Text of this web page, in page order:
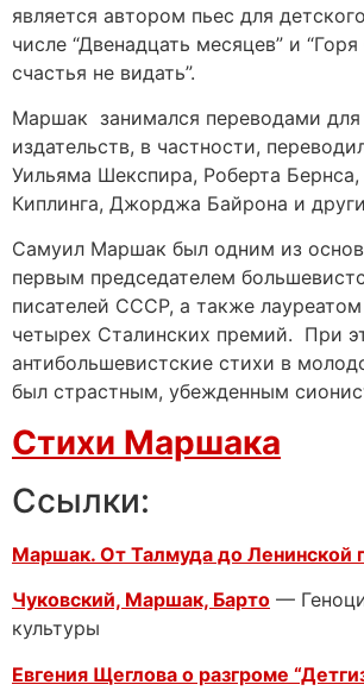
является автором пьес для
числе “Двенадцать месяцев” и “Горя
счастья не видать”.
Маршак занимался переводами для
издательств, в частности,
Уильяма Шекспира, Роберта Бернса,
Киплинга, Джорджа Байрона и
Самуил Маршак был одним из
первым председателем
писателей СССР, а также
четырех Сталинских премий. При
антибольшевистские стихи в
был страстным, убежденным
Стихи Маршака
Ссылки:
Маршак. От Талмуда до Ленинской
Чуковский, Маршак, Барто —
культуры
Евгения Щеглова о разгроме